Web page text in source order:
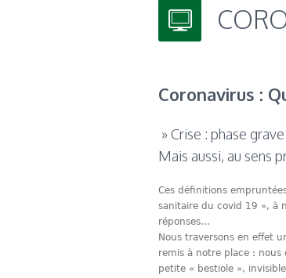
Coronavirus :
» Crise : phase
Mais aussi, au sens
Ces définitions
sanitaire du covid 19 », à
réponses…
Nous traversons en effet
remis à notre place : nous
petite « bestiole »,